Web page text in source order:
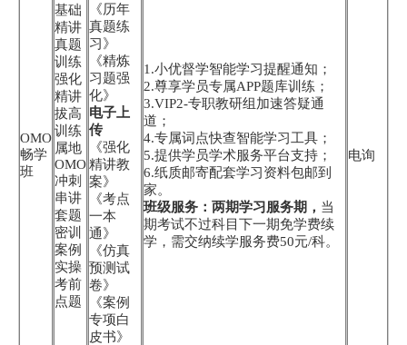
OMO
畅学
班
基础
精讲
真题
训练
强化
精讲
拔高
训练
属地
OMO
冲刺
串讲
套题
密训
案例
实操
考前
点题
《历年
真题练
习》
《精炼
习题强
化》
电子上
传
《强化
精讲教
案》
《考点
一本
通》
《仿真
预测试
卷》
《案例
专项白
皮书》
1.小优督学智能学习提醒通知；
2.尊享学员专属APP题库训练；
3.VIP2-专职教研组加速答疑通
道；
4.专属词点快查智能学习工具；
5.提供学员学术服务平台支持；
6.纸质邮寄配套学习资料包邮到
家。
班级服务：两期学习服务期， 当
期考试不过科目下一期免学费续
学，需交纳续学服务费50元/科。
电询